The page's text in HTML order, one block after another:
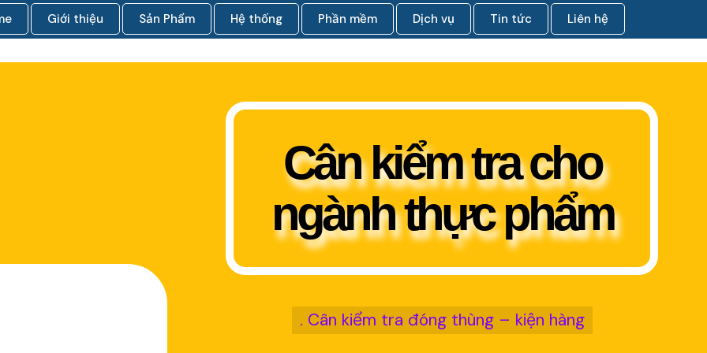
Giới thiệu Sản Phẩm Hệ thống Phần mềm Dịch vụ Tin tức Liên hệ
Cân kiểm tra cho
ngành thực phẩm
. Cân kiểm tra đóng thùng – kiện hàng